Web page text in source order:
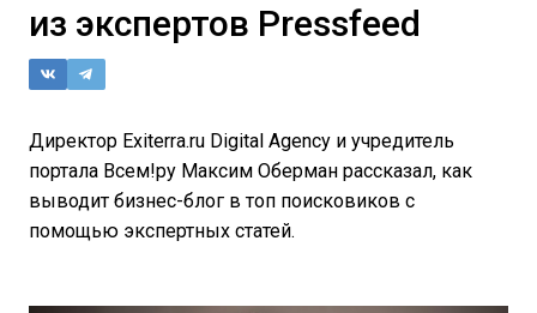
из экспертов Pressfeed
Директор Exiterra.ru Digital Agency и учредитель
портала Всем!ру Максим Оберман рассказал, как
выводит бизнес-блог в топ поисковиков с
помощью экспертных статей.